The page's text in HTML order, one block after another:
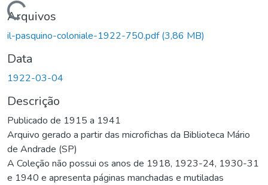
Carregando...
Arquivos
il-pasquino-coloniale-1922-750.pdf(3,86 MB)
Data
1922-03-04
Descrição
Publicado de 1915 a 1941
Arquivo gerado a partir das microfichas da Biblioteca Mário
de Andrade (SP)
A Coleção não possui os anos de 1918, 1923-24, 1930-31
e 1940 e apresenta páginas manchadas e mutiladas